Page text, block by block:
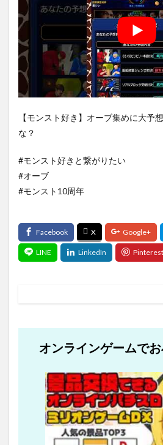
【モンスト好き】オーブ集めに大予
な？
#モンスト好きと繋がりたい
#オーブ
#モンスト10周年
オンラインゲームでお